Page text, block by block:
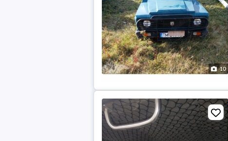
10